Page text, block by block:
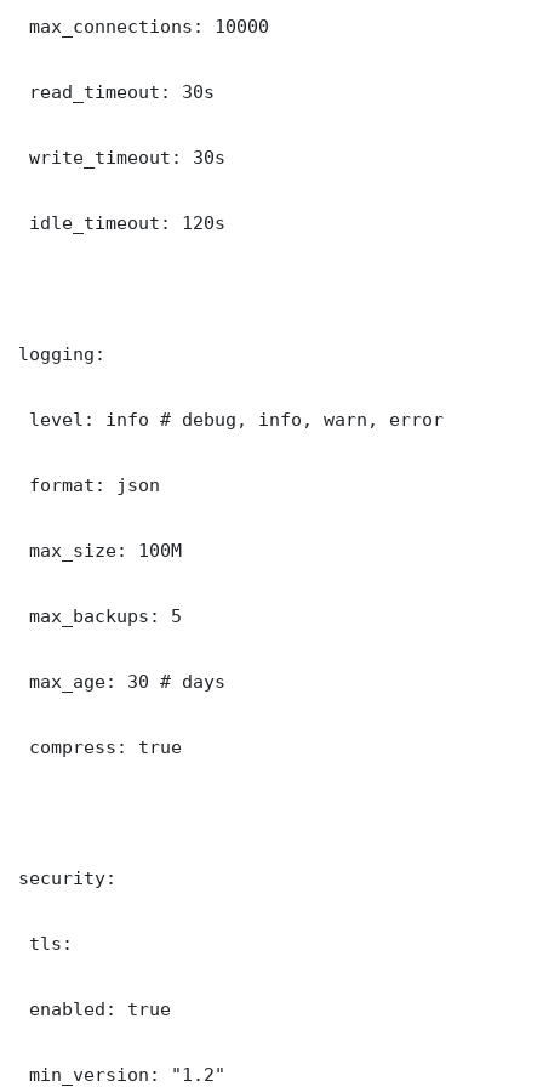
max_connections: 10000
read_timeout: 30s
write_timeout: 30s
idle_timeout: 120s
logging:
level: info # debug, info, warn, error
format: json
max_size: 100M
max_backups: 5
max_age: 30 # days
compress: true
security:
tls:
enabled: true
min_version: "1.2"